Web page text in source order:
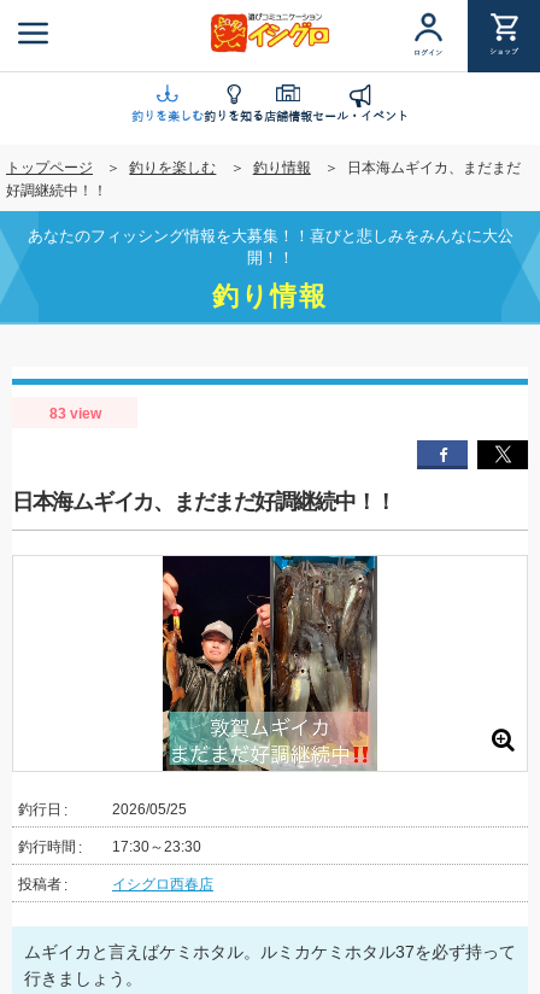
ン
ツ
移
動
ログイン ショップ
釣りを楽しむ釣りを知る店舗情報セール・イベント
トップページ 釣りを楽しむ 釣り情報
日本海ムギイカ、まだまだ
好調継続中！！
あなたのフィッシング情報を大募集！！喜びと悲しみをみんなに大公
開！！
釣り情報
83 view
日本海ムギイカ、まだまだ好調継続中！！
釣行日 2026/05/25
釣行時間 17:30～23:30
投稿者 イシグロ西春店
ムギイカと言えばケミホタル。ルミカケミホタル37を必ず持って
行きましょう。